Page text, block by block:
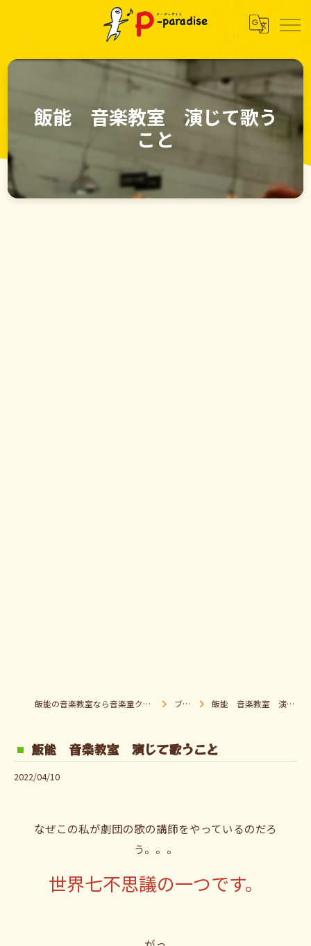
飯能 音楽教室 演じて歌う
こと
飯能の音楽教室なら音楽童クラブ Pパラダイス ブログ 飯能 音楽教室 演じて歌うこと
飯能 音楽教室 演じて歌うこと
2022/04/10
なぜこの私が劇団の歌の講師をやっているのだろ
う。。。
世界七不思議の一つです。